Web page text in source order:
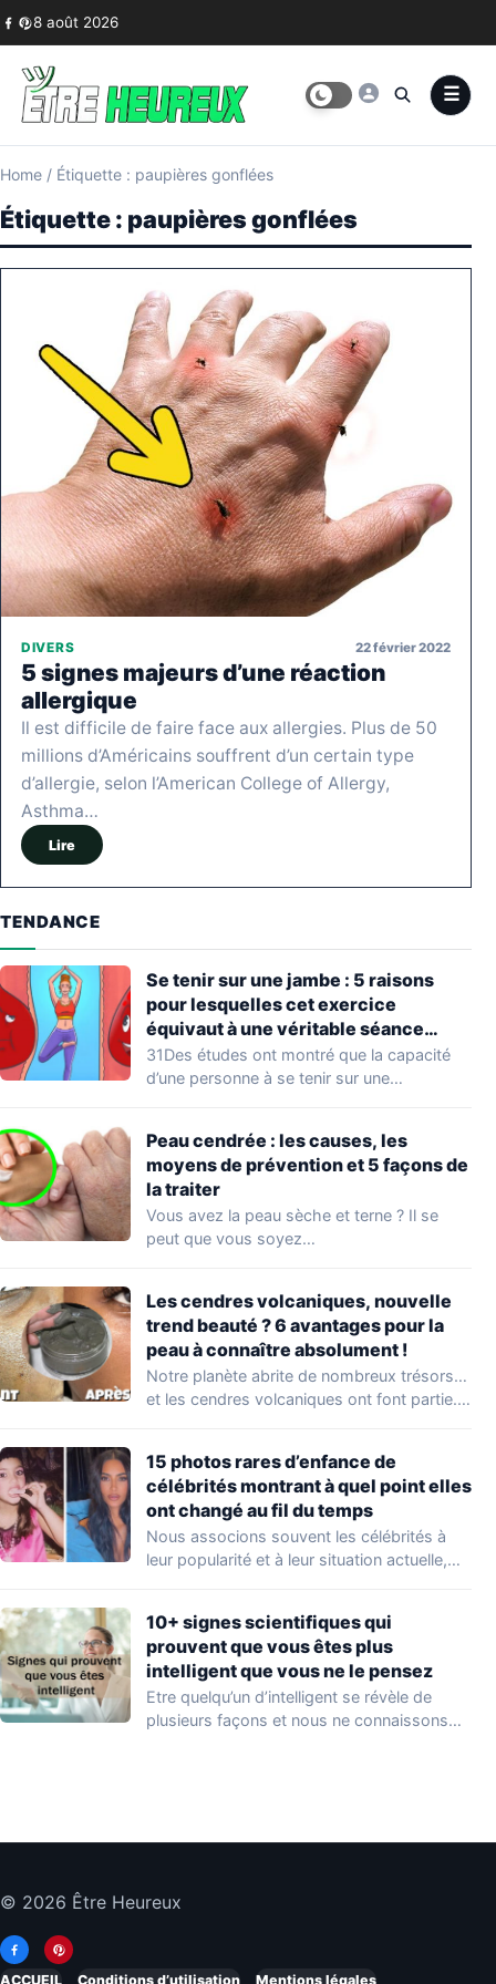
Skip to content
8 août 2026
Home / Étiquette : paupières gonflées
Étiquette : paupières gonflées
DIVERS 22 février 2022
5 signes majeurs d’une réaction
allergique
Il est difficile de faire face aux allergies. Plus de 50
millions d’Américains souffrent d’un certain type
d’allergie, selon l’American College of Allergy,
Asthma…
Lire
TENDANCE
Se tenir sur une jambe : 5 raisons
pour lesquelles cet exercice
équivaut à une véritable séance
d’entraînement
31Des études ont montré que la capacité
d’une personne à se tenir sur une…
Peau cendrée : les causes, les
moyens de prévention et 5 façons de
la traiter
Vous avez la peau sèche et terne ? Il se
peut que vous soyez…
Les cendres volcaniques, nouvelle
trend beauté ? 6 avantages pour la
peau à connaître absolument !
Notre planète abrite de nombreux trésors…
et les cendres volcaniques ont font partie.
15 photos rares d’enfance de
célébrités montrant à quel point elles
ont changé au fil du temps
Nous associons souvent les célébrités à
leur popularité et à leur situation actuelle,
10+ signes scientifiques qui
prouvent que vous êtes plus
intelligent que vous ne le pensez
Etre quelqu’un d’intelligent se révèle de
plusieurs façons et nous ne connaissons
© 2026 Être Heureux
ACCUEIL Conditions d’utilisation Mentions légales